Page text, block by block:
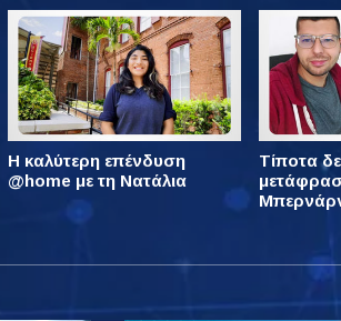
Η καλύτερη επένδυση
@home με τη Νατάλια
Τίποτα